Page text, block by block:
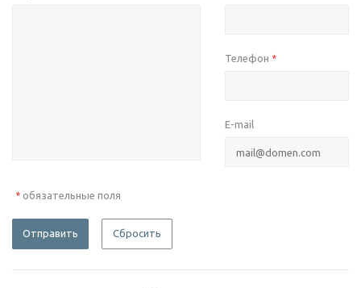
Телефон *
E-mail
* обязательные поля
Отправить Сбросить